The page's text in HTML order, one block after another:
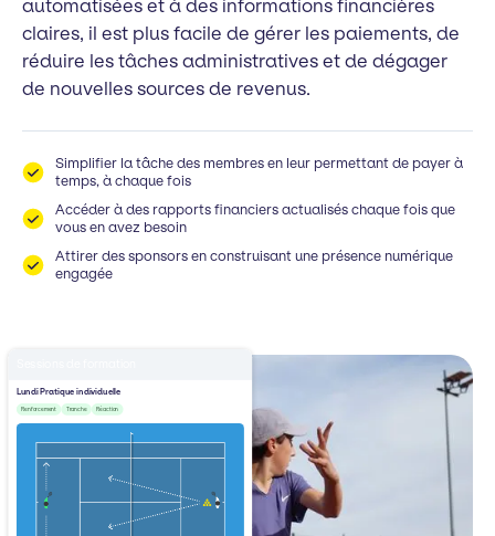
automatisées et à des informations financières
claires, il est plus facile de gérer les paiements, de
réduire les tâches administratives et de dégager
de nouvelles sources de revenus.
Simplifier la tâche des membres en leur permettant de payer à
temps, à chaque fois
Accéder à des rapports financiers actualisés chaque fois que
vous en avez besoin
Attirer des sponsors en construisant une présence numérique
engagée
Lundi Pratique individuelle
Renforcement Tranche Réaction